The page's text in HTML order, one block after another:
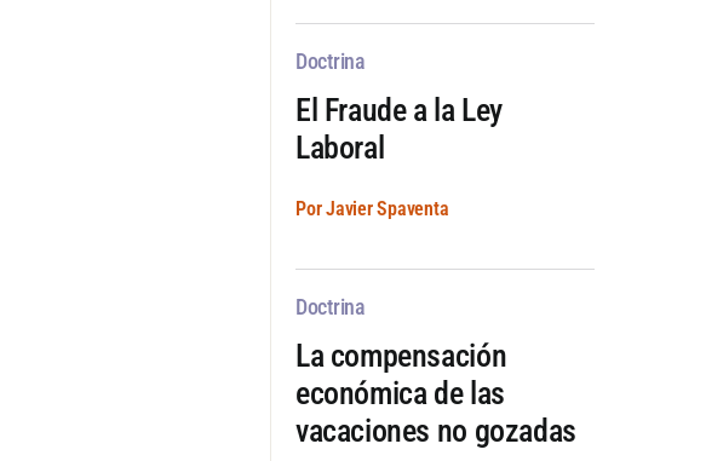
Doctrina
El Fraude a la Ley
Laboral
Por Javier Spaventa
Doctrina
La compensación
económica de las
vacaciones no gozadas